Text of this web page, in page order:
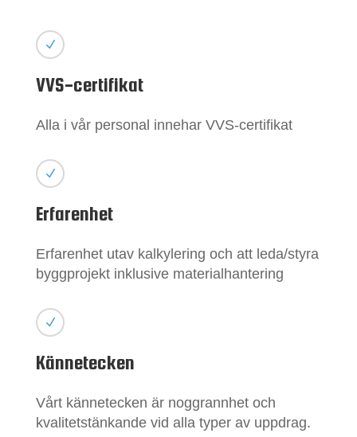
N
VVS-certifikat
Alla i vår personal innehar VVS-certifikat
N
Erfarenhet
Erfarenhet utav kalkylering och att leda/styra
byggprojekt inklusive materialhantering
N
Kännetecken
Vårt kännetecken är noggrannhet och
kvalitetstänkande vid alla typer av uppdrag.